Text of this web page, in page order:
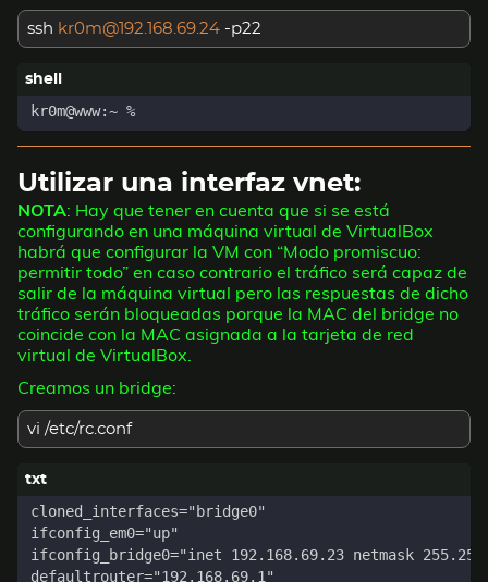
ssh kr0m@192.168.69.24 -p22
Utilizar una interfaz vnet:
NOTA: Hay que tener en cuenta que si se está
configurando en una máquina virtual de VirtualBox
habrá que configurar la VM con “Modo promiscuo:
permitir todo” en caso contrario el tráfico será capaz de
salir de la máquina virtual pero las respuestas de dicho
tráfico serán bloqueadas porque la MAC del bridge no
coincide con la MAC asignada a la tarjeta de red
virtual de VirtualBox.
Creamos un bridge:
vi /etc/rc.conf